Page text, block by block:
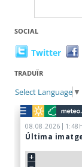
SOCIAL
Twitter
TRADUÏR
Select Language ▼